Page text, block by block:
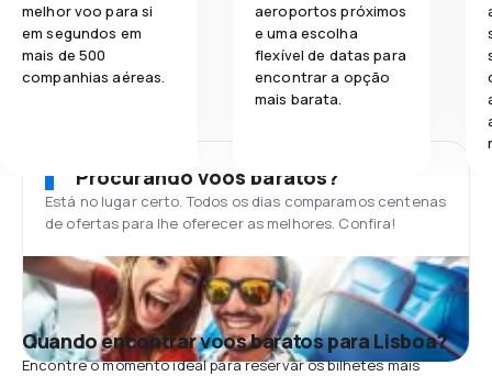
melhor voo para si
em segundos em
mais de 500
companhias aéreas.
aeroportos próximos
e uma escolha
flexível de datas para
encontrar a opção
mais barata.
Procurando voos baratos?
Está no lugar certo. Todos os dias comparamos centenas
de ofertas para lhe oferecer as melhores. Confira!
Quando encontrar voos baratos para Lisboa?
Encontre o momento ideal para reservar os bilhetes mais